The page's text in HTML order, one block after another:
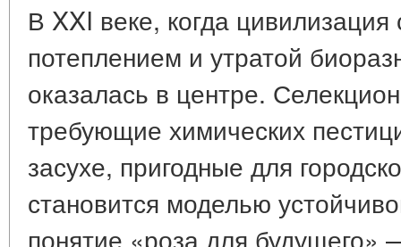
В XXI веке, когда
потеплением и утратой
оказалась в центре.
требующие химических
засухе, пригодные для
становится моделью
понятие «роза для будущего»